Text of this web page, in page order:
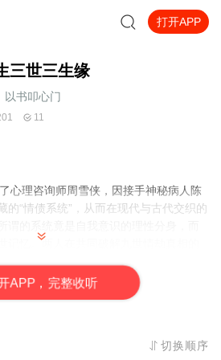
打开APP
三世三生缘
以书叩心门
11
心理咨询师周雪侠，因接手神秘病人陈
的“情债系统”，从而在现代与古代交织的
记忆。两人在共同破解九世情劫真相的
APP，完整收听
切换顺序